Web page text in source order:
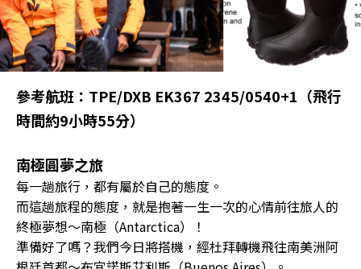
參考航班：TPE/DXB EK367 2345/0540+1（飛行
時間約9小時55分）
南極圓夢之旅
每一趟旅行，都有屬於自己的態度。
而這趟旅程的態度，就是抱著一生一次的心情前往旅人的
終極夢想〜南極（Antarctica）！
準備好了嗎？我們今日將搭機，經杜拜轉機飛往南美洲阿